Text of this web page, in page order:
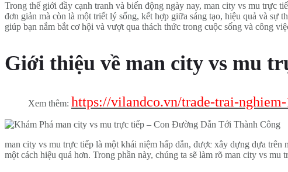
Trong thế giới đầy cạnh tranh và biến động ngày nay, man city vs mu trực
đơn giản mà còn là một triết lý sống, kết hợp giữa sáng tạo, hiệu quả và sự
giúp bạn nắm bắt cơ hội và vượt qua thách thức trong cuộc sống và công
Giới thiệu về man city vs mu
Xem thêm: https://vilandco.vn/trade-trai-
man city vs mu trực tiếp là một khái niệm hấp dẫn, được xây dựng dựa
một cách hiệu quả hơn. Trong phần này, chúng ta sẽ làm rõ man city vs